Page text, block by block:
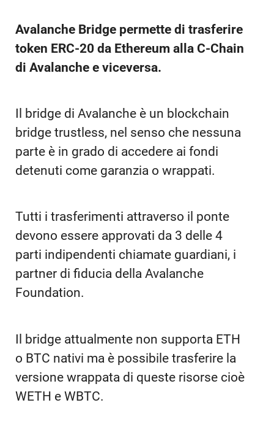
Avalanche Bridge permette di trasferire
token ERC-20 da Ethereum alla C-Chain
di Avalanche e viceversa.
Il bridge di Avalanche è un blockchain
bridge trustless, nel senso che nessuna
parte è in grado di accedere ai fondi
detenuti come garanzia o wrappati.
Tutti i trasferimenti attraverso il ponte
devono essere approvati da 3 delle 4
parti indipendenti chiamate guardiani, i
partner di fiducia della Avalanche
Foundation.
Il bridge attualmente non supporta ETH
o BTC nativi ma è possibile trasferire la
versione wrappata di queste risorse cioè
WETH e WBTC.